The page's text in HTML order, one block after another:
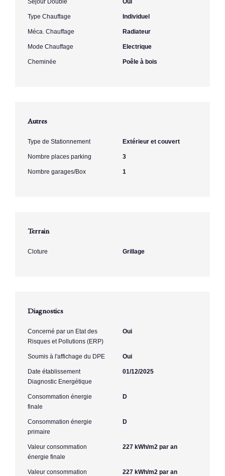
Type Chauffage Individuel
Méca. Chauffage Radiateur
Mode Chauffage Electrique
Cheminée Poêle à bois
Autres
Type de Stationnement Extérieur et couvert
Nombre places parking 3
Nombre garages/Box 1
Terrain
Cloture Grillage
Diagnostics
Concerné par un Etat des
Risques et Pollutions (ERP)
Oui
Soumis à l'affichage du DPE Oui
Date établissement
Diagnostic Energétique
01/12/2025
Consommation énergie
finale
D
Consommation énergie
primaire
D
Valeur consommation
énergie finale
227 kWh/m2 par an
Valeur consommation
227 kWh/m2 par an